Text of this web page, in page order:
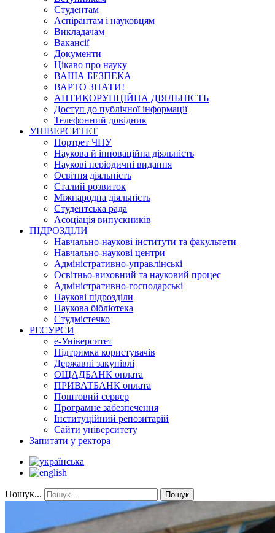
Студентам
Аспірантам і науковцям
Викладачам
Вакансії
Документи
Цікаво про науку
ВАША БЕЗПЕКА
ВАРТО ЗНАТИ!
АНТИКОРУПЦІЙНА ДІЯЛЬНІСТЬ
Доступ до публічної інформації
Телефонний довідник
УНІВЕРСИТЕТ
Портрет ЧНУ
Наукова й інноваційна діяльність
Наукові періодичні видання
Освітня діяльність
Сталий розвиток
Міжнародна діяльність
Студентська рада
Асоціація випускників
ПІДРОЗДІЛИ
Навчально-наукові інститути та факультети
Навчально-наукові центри
Адміністративно-управлінські
Освітньо-виховний та науковий процес
Адміністративно-господарські
Наукові підрозділи
Наукова бібліотека
Студмістечко
РЕСУРСИ
е-Університет
Підтримка користувачів
Державні закупівлі
ОЩАДБАНК оплата
ПРИВАТБАНК оплата
Поштовий сервер
Програмне забезпечення
Інституційний репозитарій
Сайти університету
Запитати у ректора
Пошук... Пошук